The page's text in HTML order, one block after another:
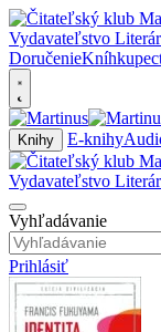
Doručenie
Knihy E-knihy
Vyhľadávanie
Prihlásiť